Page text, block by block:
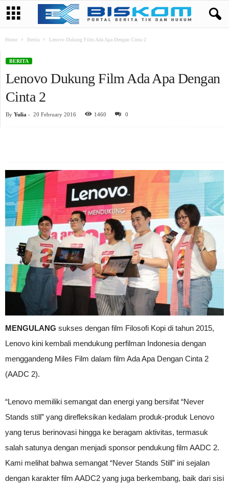
Home Berita Lenovo Dukung Film Ada Apa Dengan Cinta 2
BERITA
Lenovo Dukung Film Ada Apa Dengan
Cinta 2
By Yulia - 20 February 2016 1460 0
MENGULANG sukses dengan film Filosofi Kopi di tahun 2015,
Lenovo kini kembali mendukung perfilman Indonesia dengan
menggandeng Miles Film dalam film Ada Apa Dengan Cinta 2
(AADC 2).
“Lenovo memiliki semangat dan energi yang bersifat “Never
Stands still” yang direfleksikan kedalam produk-produk Lenovo
yang terus berinovasi hingga ke beragam aktivitas, termasuk
salah satunya dengan menjadi sponsor pendukung film AADC 2.
Kami melihat bahwa semangat “Never Stands Still” ini sejalan
dengan karakter film AADC2 yang juga berkembang, baik dari sisi